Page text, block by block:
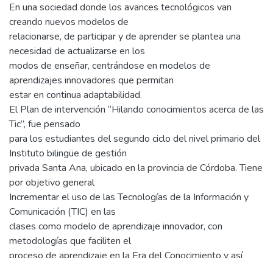
En una sociedad donde los avances tecnológicos van
creando nuevos modelos de
relacionarse, de participar y de aprender se plantea una
necesidad de actualizarse en los
modos de enseñar, centrándose en modelos de
aprendizajes innovadores que permitan
estar en continua adaptabilidad.
El Plan de intervención “Hilando conocimientos acerca de las
Tic”, fue pensado
para los estudiantes del segundo ciclo del nivel primario del
Instituto bilingüe de gestión
privada Santa Ana, ubicado en la provincia de Córdoba. Tiene
por objetivo general
Incrementar el uso de las Tecnologías de la Información y
Comunicación (TIC) en las
clases como modelo de aprendizaje innovador, con
metodologías que faciliten el